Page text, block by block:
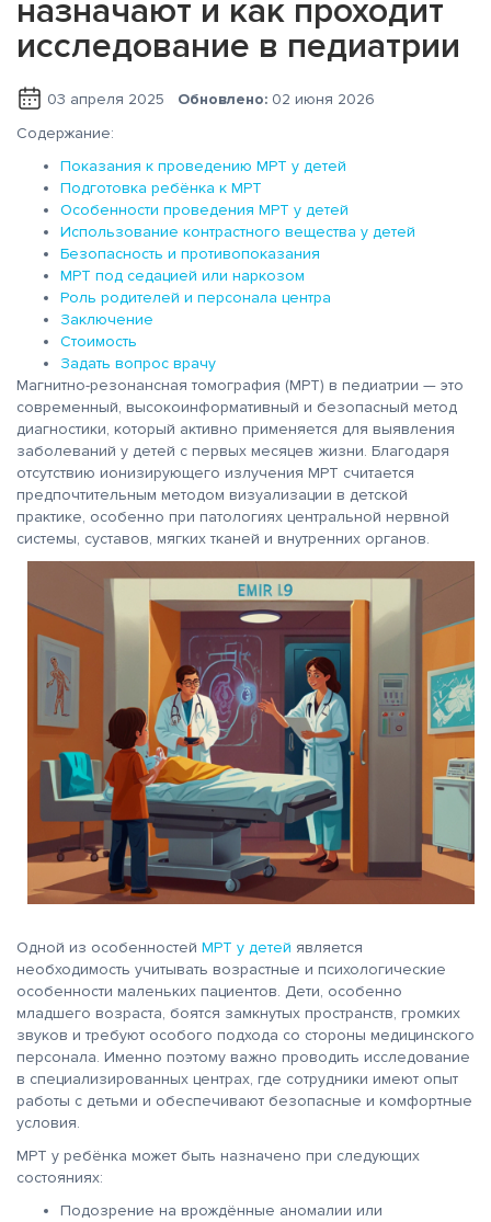
назначают и как проходит
исследование в педиатрии
03 апреля 2025 Обновлено: 02 июня 2026
Содержание:
Показания к проведению МРТ у детей
Подготовка ребёнка к МРТ
Особенности проведения МРТ у детей
Использование контрастного вещества у детей
Безопасность и противопоказания
МРТ под седацией или наркозом
Роль родителей и персонала центра
Заключение
Стоимость
Задать вопрос врачу
Магнитно-резонансная томография (МРТ) в педиатрии — это
современный, высокоинформативный и безопасный метод
диагностики, который активно применяется для выявления
заболеваний у детей с первых месяцев жизни. Благодаря
отсутствию ионизирующего излучения МРТ считается
предпочтительным методом визуализации в детской
практике, особенно при патологиях центральной нервной
системы, суставов, мягких тканей и внутренних органов.
Одной из особенностей МРТ у детей является
необходимость учитывать возрастные и психологические
особенности маленьких пациентов. Дети, особенно
младшего возраста, боятся замкнутых пространств, громких
звуков и требуют особого подхода со стороны медицинского
персонала. Именно поэтому важно проводить исследование
в специализированных центрах, где сотрудники имеют опыт
работы с детьми и обеспечивают безопасные и комфортные
условия.
МРТ у ребёнка может быть назначено при следующих
состояниях:
Подозрение на врождённые аномалии или